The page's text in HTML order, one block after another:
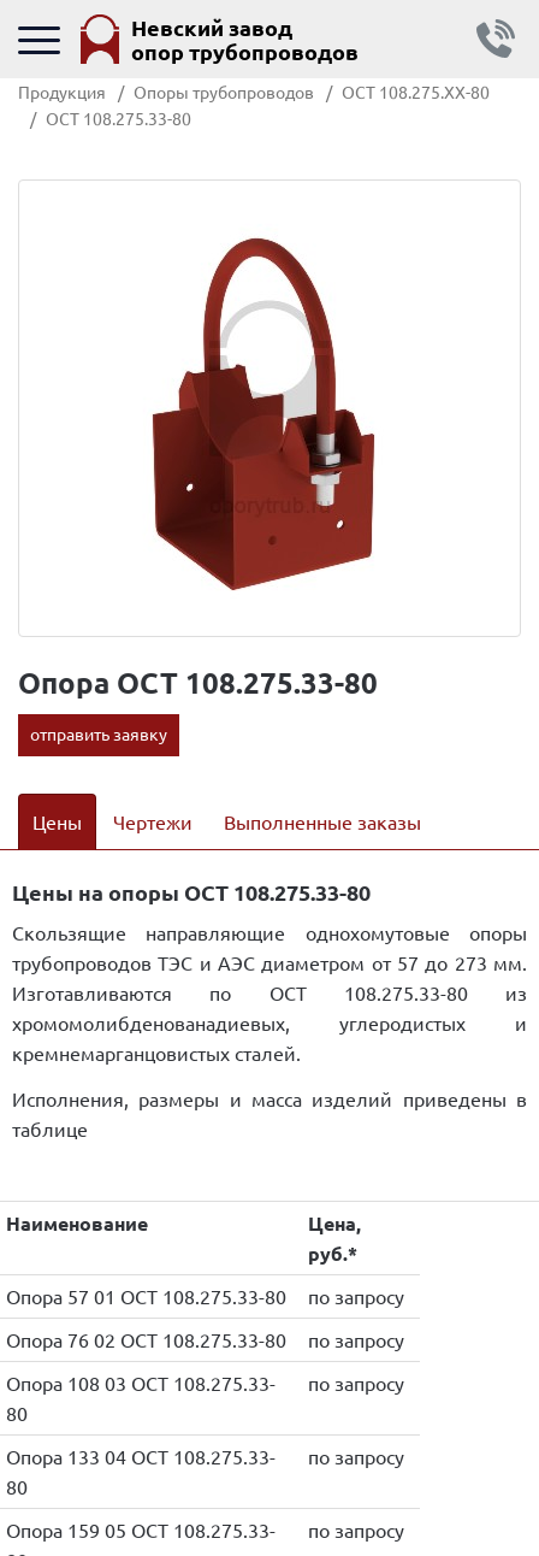
Невский завод
опор трубопроводов
Продукция Опоры трубопроводов
ОСТ 108.275.ХХ-80
ОСТ 108.275.33-80
Опора ОСТ 108.275.33-80
отправить заявку
Цены Чертежи Выполненные заказы
Цены на опоры ОСТ 108.275.33-80
Скользящие направляющие однохомутовые опоры
трубопроводов ТЭС и АЭС диаметром от 57 до 273 мм.
Изготавливаются по ОСТ 108.275.33-80 из
хромомолибденованадиевых, углеродистых и
кремнемарганцовистых сталей.
Исполнения, размеры и масса изделий приведены в
таблице
Наименование
Цена,
руб.*
Опора 57 01 ОСТ 108.275.33-80
по запросу
Опора 76 02 ОСТ 108.275.33-80
по запросу
Опора 108 03 ОСТ 108.275.33-
80
по запросу
Опора 133 04 ОСТ 108.275.33-
80
по запросу
Опора 159 05 ОСТ 108.275.33-
по запросу